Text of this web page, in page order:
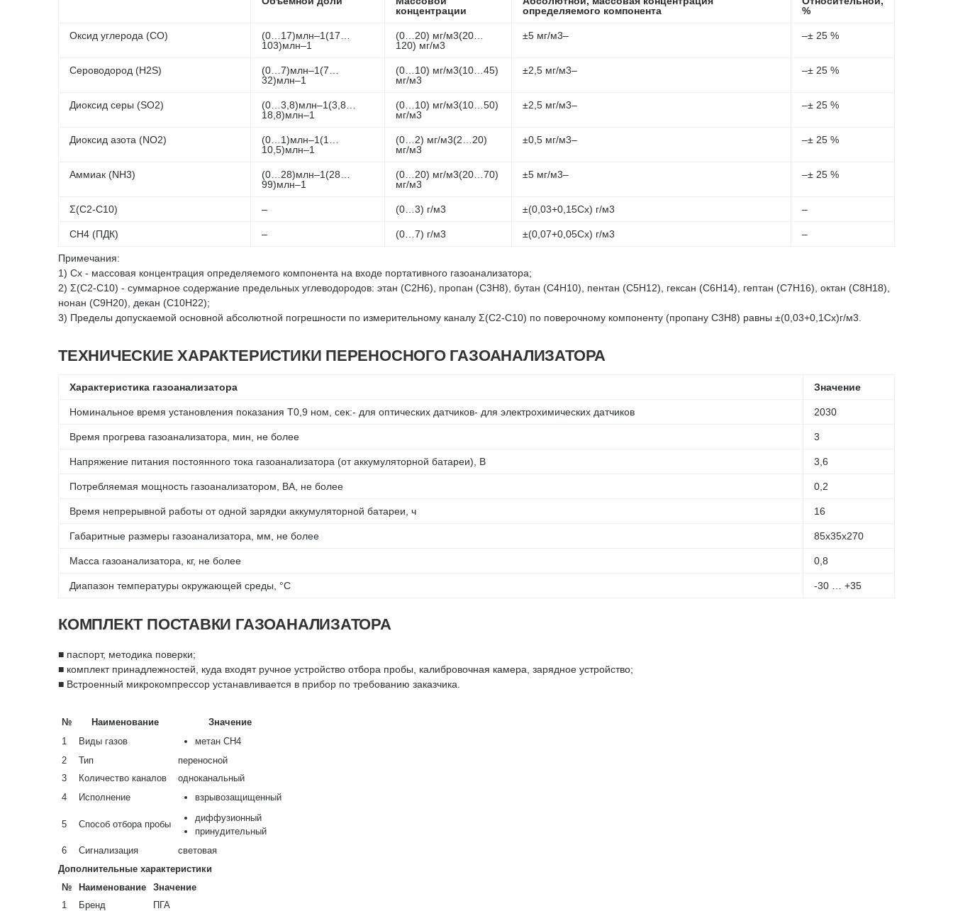
концентрации
определяемого компонента
%
Оксид углерода (СО)
(0…17)млн–1(17…
103)млн–1
(0…20) мг/м3(20…
120) мг/м3
±5 мг/м3– –± 25 %
Сероводород (Н2S)
(0…7)млн–1(7…
32)млн–1
(0…10) мг/м3(10…45)
мг/м3
±2,5 мг/м3– –± 25 %
Диоксид серы (SО2)
(0…3,8)млн–1(3,8…
18,8)млн–1
(0…10) мг/м3(10…50)
мг/м3
±2,5 мг/м3– –± 25 %
Диоксид азота (NO2)
(0…1)млн–1(1…
10,5)млн–1
(0…2) мг/м3(2…20)
мг/м3
±0,5 мг/м3– –± 25 %
Аммиак (NH3)
(0…28)млн–1(28…
99)млн–1
(0…20) мг/м3(20…70)
мг/м3
±5 мг/м3– –± 25 %
Σ(C2-C10) – (0…3) г/м3 ±(0,03+0,15ּСх) г/м3 –
CH4 (ПДК) – (0…7) г/м3 ±(0,07+0,05ּСх) г/м3 –
Примечания:
1) Сх - массовая концентрация определяемого компонента на входе портативного газоанализатора;
2) Σ(C2-C10) - суммарное содержание предельных углеводородов: этан (С2Н6), пропан (С3Н8), бутан (С4Н10), пентан (С5Н12), гексан (С6Н14), гептан (С7Н16), октан (С8Н18),
нонан (С9Н20), декан (С10Н22);
3) Пределы допускаемой основной абсолютной погрешности по измерительному каналу Σ(C2-C10) по поверочному компоненту (пропану C3H8) равны ±(0,03+0,1ּСх)г/м3.
ТЕХНИЧЕСКИЕ ХАРАКТЕРИСТИКИ ПЕРЕНОСНОГО ГАЗОАНАЛИЗАТОРА
Характеристика газоанализатора Значение
Номинальное время установления показания Т0,9 ном, сек:- для оптических датчиков- для электрохимических датчиков 2030
Время прогрева газоанализатора, мин, не более 3
Напряжение питания постоянного тока газоанализатора (от аккумуляторной батареи), В 3,6
Потребляемая мощность газоанализатором, ВА, не более 0,2
Время непрерывной работы от одной зарядки аккумуляторной батареи, ч 16
Габаритные размеры газоанализатора, мм, не более 85х35х270
Масса газоанализатора, кг, не более 0,8
Диапазон температуры окружающей среды, °С -30 … +35
КОМПЛЕКТ ПОСТАВКИ ГАЗОАНАЛИЗАТОРА
■ паспорт, методика поверки;
■ комплект принадлежностей, куда входят ручное устройство отбора пробы, калибровочная камера, зарядное устройство;
■ Встроенный микрокомпрессор устанавливается в прибор по требованию заказчика.
№ Наименование
Значение
1
Виды газов
метан CH4
2
Тип
переносной
3
Количество каналов
одноканальный
4
Исполнение взрывозащищенный
5 Способ отбора пробы
диффузионный
принудительный
6
Сигнализация
световая
Дополнительные характеристики
№
Наименование
Значение
1
Бренд ПГА